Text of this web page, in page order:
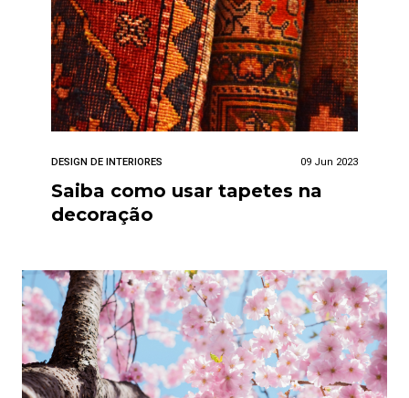
DESIGN DE INTERIORES 09 Jun 2023
Saiba como usar tapetes na
decoração